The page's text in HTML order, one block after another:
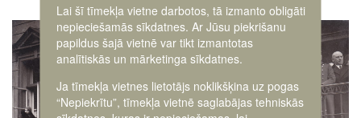
Image
Lai šī tīmekļa vietne darbotos, tā izmanto obligāti
nepieciešamās sīkdatnes. Ar Jūsu piekrišanu
papildus šajā vietnē var tikt izmantotas
analītiskās un mārketinga sīkdatnes.
Ja tīmekļa vietnes lietotājs noklikšķina uz pogas
“Nepiekrītu”, tīmekļa vietnē saglabājas tehniskās